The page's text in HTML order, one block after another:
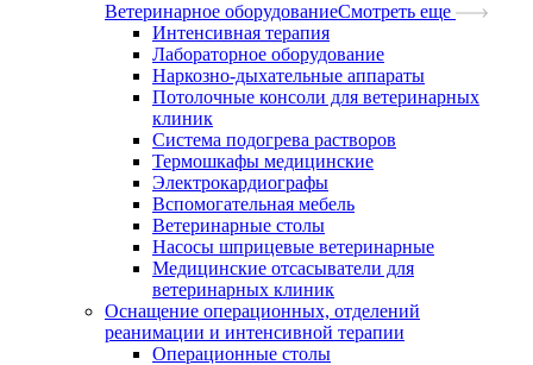
Ветеринарное оборудованиеСмотреть еще
Интенсивная терапия
Лабораторное оборудование
Наркозно-дыхательные аппараты
Потолочные консоли для ветеринарных
клиник
Система подогрева растворов
Термошкафы медицинские
Электрокардиографы
Вспомогательная мебель
Ветеринарные столы
Насосы шприцевые ветеринарные
Медицинские отсасыватели для
ветеринарных клиник
Оснащение операционных, отделений
реанимации и интенсивной терапии
Операционные столы